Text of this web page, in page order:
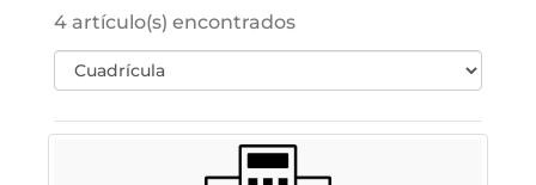
4 artículo(s) encontrados